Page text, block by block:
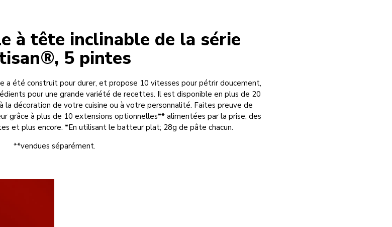
à tête inclinable de la série
5 pintes
a été construit pour durer, et propose 10 vitesses pour pétrir doucement,
pour une grande variété de recettes. Il est disponible en plus de 20
la décoration de votre cuisine ou à votre personnalité. Faites preuve de
à plus de 10 extensions optionnelles** alimentées par la prise, des
et plus encore. *En utilisant le batteur plat; 28g de pâte chacun.
**vendues séparément.